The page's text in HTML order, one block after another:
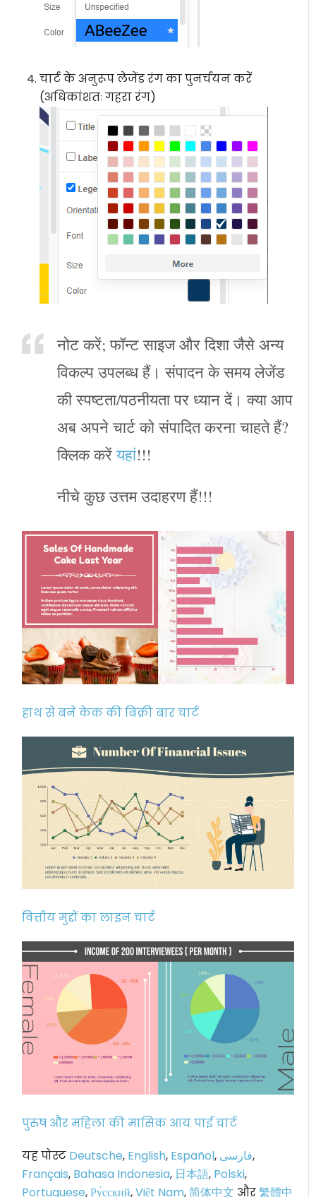
चार्ट के अनुरूप लेजेंड रंग का पुनर्चयन करें
(अधिकांशतः गहरा रंग)
नोट करें; फॉन्ट साइज और दिशा जैसे अन्य
विकल्प उपलब्ध हैं। संपादन के समय लेजेंड
की स्पष्टता/पठनीयता पर ध्यान दें। क्या आप
अब अपने चार्ट को संपादित करना चाहते हैं?
क्लिक करेंयहां!!!
नीचे कुछ उत्तम उदाहरण हैं!!!
हाथ से बने केक की बिक्री बार चार्ट
वित्तीय मुद्दों का लाइन चार्ट
पुरुष और महिला की मासिक आय पाई चार्ट
यह पोस्ट Deutsche, English, Español, فارسی,
Français, Bahasa Indonesia, 日本語, Polski,
Portuguese,Ру́сский,Việt Nam,简体中文 और繁體中